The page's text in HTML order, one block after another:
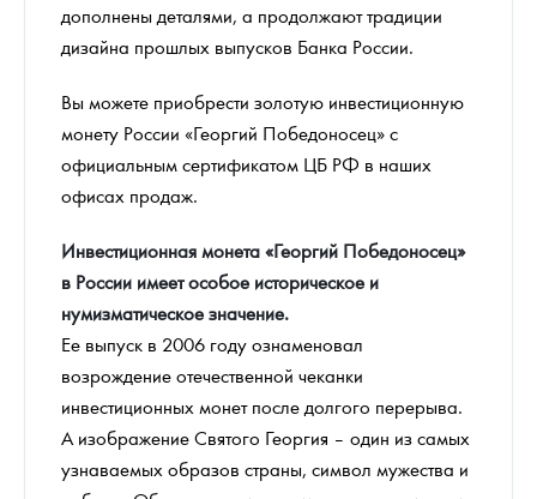
дополнены деталями, а продолжают традиции
дизайна прошлых выпусков Банка России.
Вы можете приобрести золотую инвестиционную
монету России «Георгий Победоносец» с
официальным сертификатом ЦБ РФ в наших
офисах продаж.
Инвестиционная монета «Георгий Победоносец»
в России имеет особое историческое и
нумизматическое значение.
Ее выпуск в 2006 году ознаменовал
возрождение отечественной чеканки
инвестиционных монет после долгого перерыва.
А изображение Святого Георгия – один из самых
узнаваемых образов страны, символ мужества и